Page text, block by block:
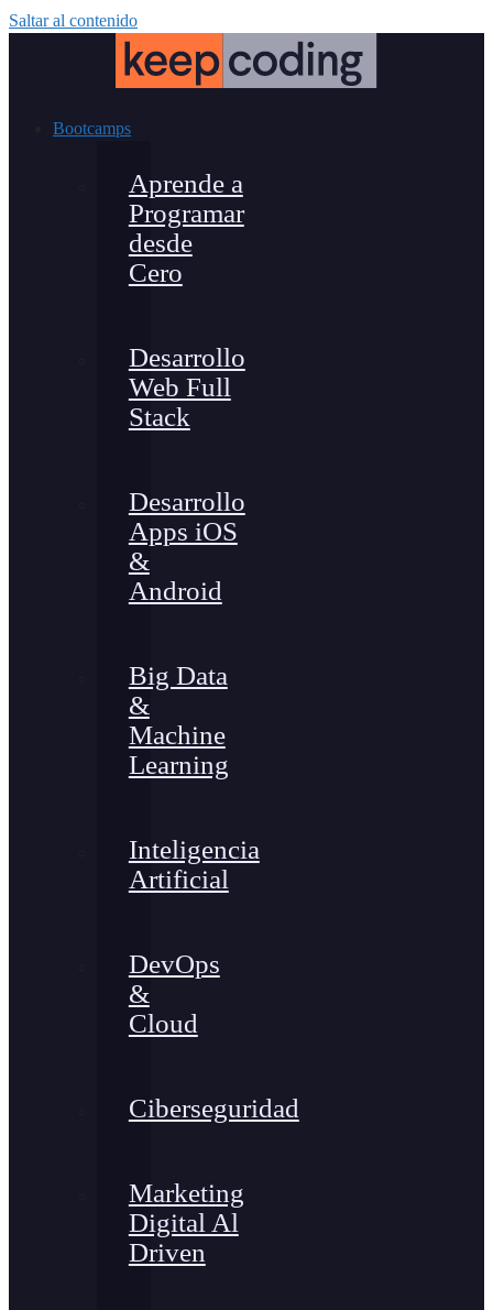
Saltar al contenido
Bootcamps
Aprende a
Programar
desde
Cero
Desarrollo
Web Full
Stack
Desarrollo
Apps iOS
&
Android
Big Data
&
Machine
Learning
Inteligencia
Artificial
DevOps
&
Cloud
Ciberseguridad
Marketing
Digital Al
Driven